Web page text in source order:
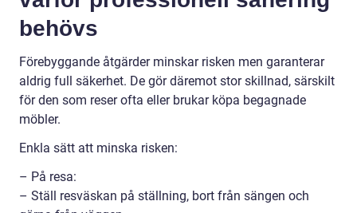
behövs
Förebyggande åtgärder minskar risken men garanterar
aldrig full säkerhet. De gör däremot stor skillnad, särskilt
för den som reser ofta eller brukar köpa begagnade
möbler.
Enkla sätt att minska risken:
– På resa:
– Ställ resväskan på ställning, bort från sängen och